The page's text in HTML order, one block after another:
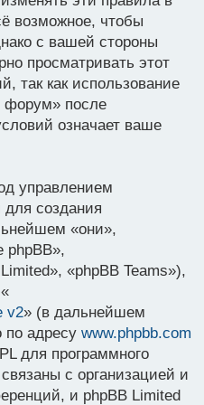
возможное, чтобы
с вашей стороны
просматривать этот
так как использование
форум» после
означает ваше
управлением
для создания
«они»,
phpBB»,
«phpBB Teams»),
v2» (в дальнейшем
по адресу www.phpbb.com
для программного
с организацией и
и phpBB Limited